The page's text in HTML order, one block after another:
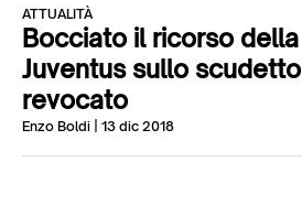
ATTUALITÀ
Bocciato il ricorso della
Juventus sullo scudetto
revocato
Enzo Boldi | 13 dic 2018